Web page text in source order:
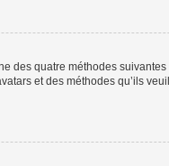
quatre méthodes
et des méthodes qu’ils